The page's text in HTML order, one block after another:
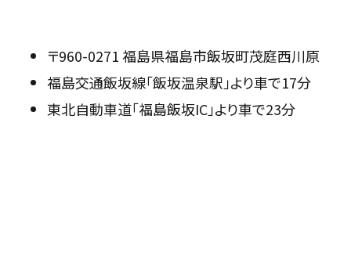
〒960-0271 福島県福島市飯坂町茂庭西川原
福島交通飯坂線「飯坂温泉駅」より車で17分
東北自動車道「福島飯坂IC」より車で23分